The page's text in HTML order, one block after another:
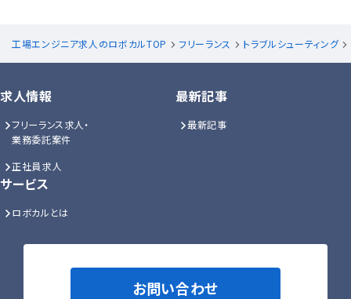
工場エンジニア求人のロボカルTOP フリーランス トラブルシューティング
求人情報
フリーランス求人・
業務委託案件
正社員求人
最新記事
最新記事
サービス
ロボカルとは
お問い合わせ